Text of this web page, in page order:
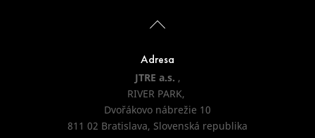
Adresa
JTRE a.s. ,
RIVER PARK,
Dvořákovo nábrežie 10
811 02 Bratislava, Slovenská republika